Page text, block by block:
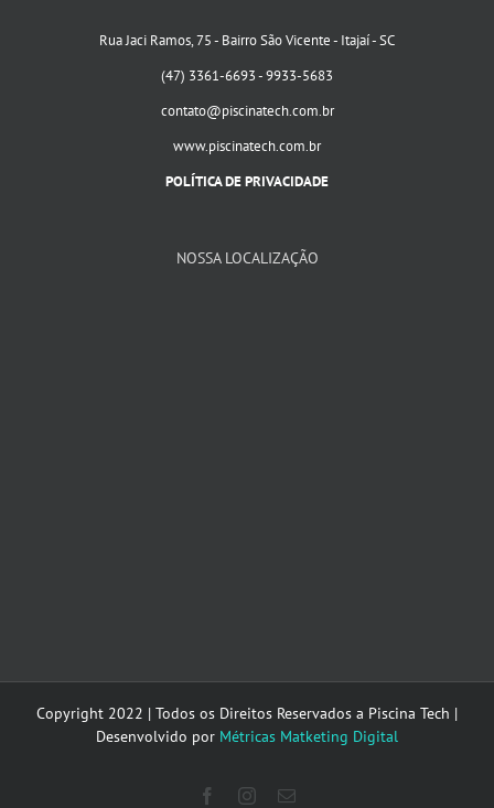
Rua Jaci Ramos, 75 - Bairro São Vicente - Itajaí - SC
(47) 3361-6693 - 9933-5683
contato@piscinatech.com.br
www.piscinatech.com.br
POLÍTICA DE PRIVACIDADE
NOSSA LOCALIZAÇÃO
Copyright 2022 | Todos os Direitos Reservados a Piscina Tech |
Desenvolvido por Métricas Matketing Digital
FacebookInstagram
E-